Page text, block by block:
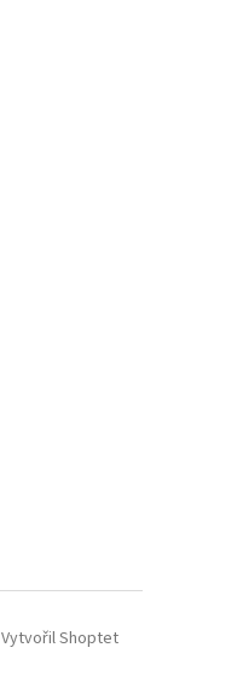
Vytvořil Shoptet